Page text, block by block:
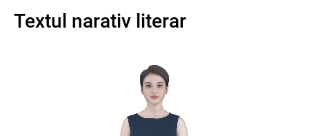
Textul narativ literar